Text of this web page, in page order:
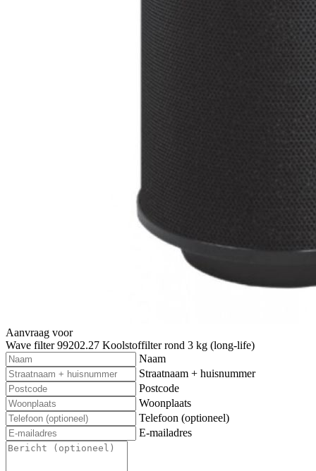
Aanvraag voor
Wave filter 99202.27 Koolstoffilter rond 3 kg (long-life)
Naam
Straatnaam + huisnummer
Postcode
Woonplaats
Telefoon (optioneel)
E-mailadres